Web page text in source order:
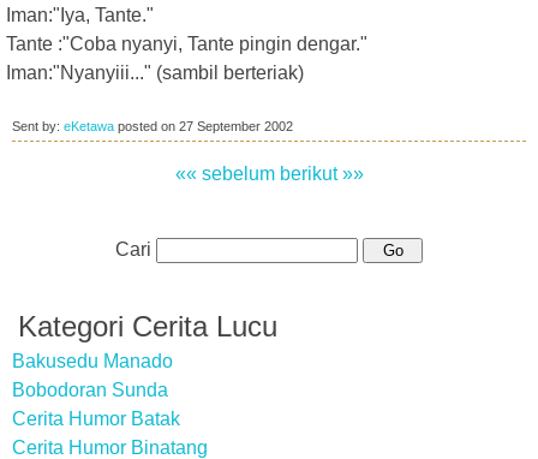
Iman:"Iya, Tante."
Tante :"Coba nyanyi, Tante pingin dengar."
Iman:"Nyanyiii..." (sambil berteriak)
Sent by: eKetawa posted on 27 September 2002
«« sebelum berikut »»
Cari
Kategori Cerita Lucu
Bakusedu Manado
Bobodoran Sunda
Cerita Humor Batak
Cerita Humor Binatang